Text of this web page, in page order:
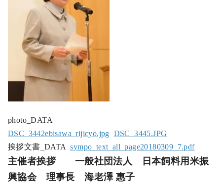
photo_DATA
DSC_3442ebisawa_rijicyo.jpg DSC_3445.JPG
挨拶文書_DATAsympo_text_all_page20180309_7.pdf
主催者挨拶 一般社団法人 日本飼料用米振
興協会 理事長 海老澤 惠子